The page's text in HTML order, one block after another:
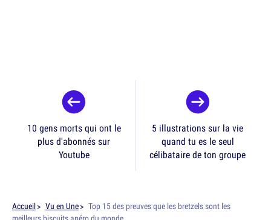
10 gens morts qui ont le
plus d'abonnés sur
Youtube
5 illustrations sur la vie
quand tu es le seul
célibataire de ton groupe
Accueil Vu en Une
Top 15 des preuves que les bretzels sont les